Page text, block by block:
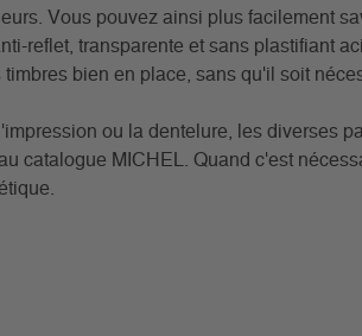
Vous pouvez ainsi plus facilement
reflet, transparente et sans plastifiant
bien en place, sans qu'il soit
ou la dentelure, les diverses
catalogue MICHEL. Quand c'est